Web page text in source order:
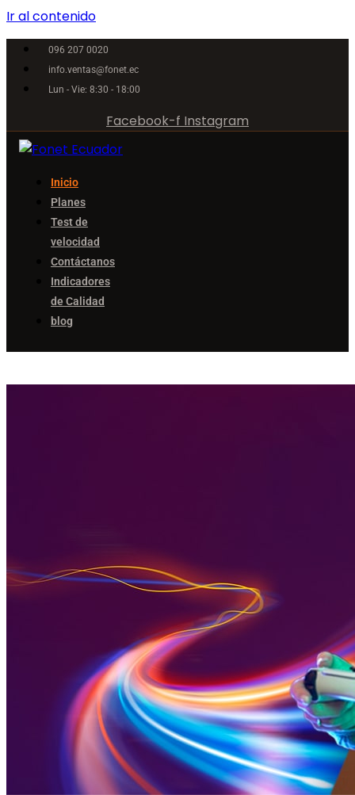
Ir al contenido
096 207 0020
info.ventas@fonet.ec
Lun - Vie: 8:30 - 18:00
Facebook-f Instagram
Inicio
Planes
Test de
velocidad
Contáctanos
Indicadores
de Calidad
blog